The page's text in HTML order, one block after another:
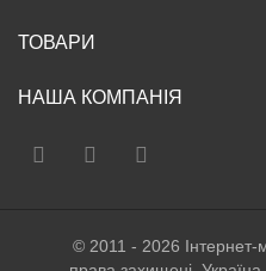
ТОВАРИ
НАША КОМПАНІЯ
© 2011 - 2026 Інтернет-